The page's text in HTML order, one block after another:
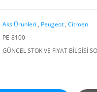
Aks Ürünleri , Peugeot , Citroen
PE-8100
GÜNCEL STOK VE FİYAT BİLGİSİ